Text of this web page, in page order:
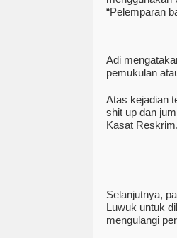
“Pelemparan
Adi
pemukulan
Atas kejadian
shit up dan
Kasat Reskrim.
Selanjutnya,
Luwuk untuk
mengulangi